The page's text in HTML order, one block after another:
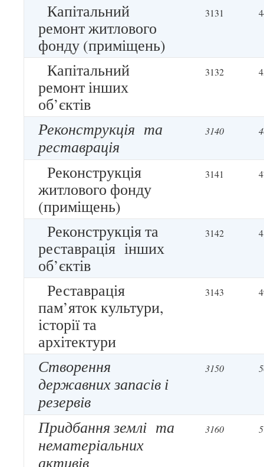
Капітальний
ремонт житлового
фонду (приміщень)
3131
Капітальний
ремонт інших
об’єктів
3132
Реконструкція та
реставрація
3140
Реконструкція
житлового фонду
(приміщень)
3141
Реконструкція та
реставрація інших
об’єктів
3142
Реставрація
пам’яток культури,
історії та
архітектури
3143
Створення
державних запасів і
резервів
3150
Придбання землі та
нематеріальних
активів
3160